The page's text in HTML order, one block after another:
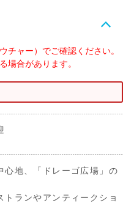
チャー）でご確認ください。
場合があります。
心地、「ドレーゴ広場」の
トランやアンティークショ